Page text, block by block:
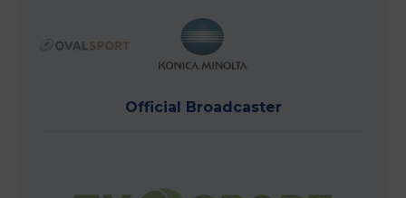
Official Broadcaster